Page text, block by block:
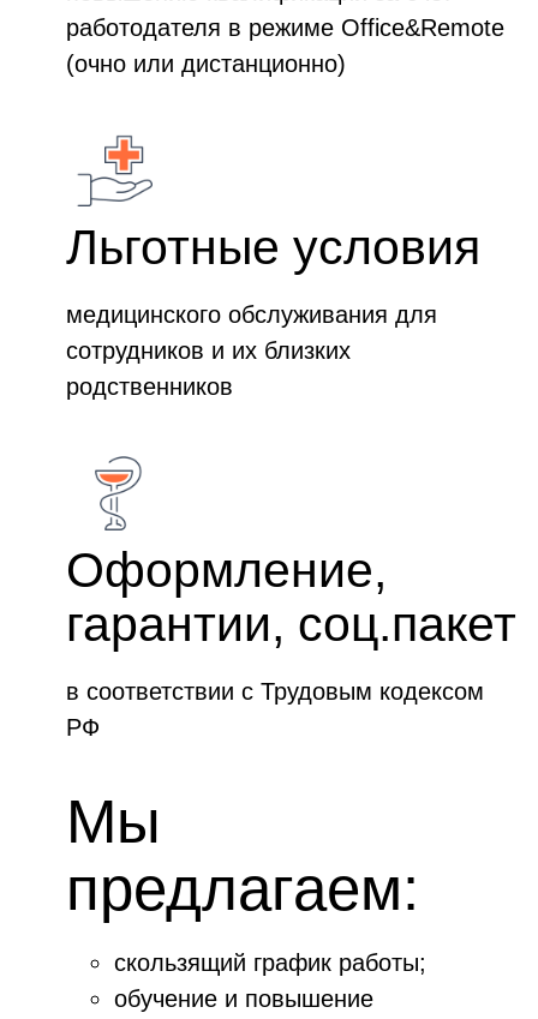
работодателя в режиме Office&Remote
(очно или дистанционно)
Льготные условия
медицинского обслуживания для
сотрудников и их близких
родственников
Оформление,
гарантии, соц.пакет
в соответствии с Трудовым кодексом
РФ
Мы
предлагаем:
скользящий график работы;
обучение и повышение